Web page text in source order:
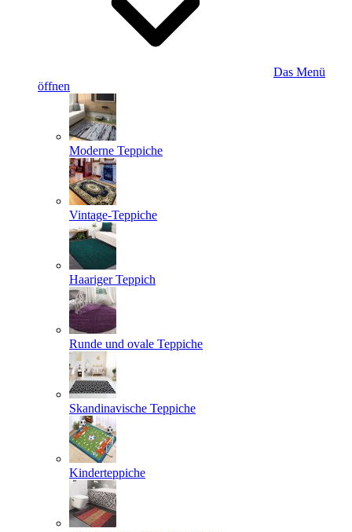
Das Menü
öffnen
Moderne Teppiche
Vintage-Teppiche
Haariger Teppich
Runde und ovale Teppiche
Skandinavische Teppiche
Kinderteppiche